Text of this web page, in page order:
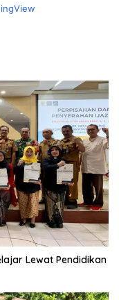
Lewat Pendidikan